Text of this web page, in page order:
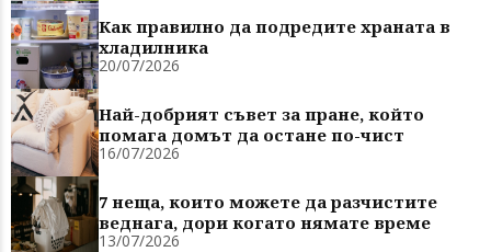
Как правилно да подредите храната в
хладилника
20/07/2026
Най-добрият съвет за пране, който
помага домът да остане по-чист
16/07/2026
7 неща, които можете да разчистите
веднага, дори когато нямате време
13/07/2026